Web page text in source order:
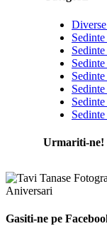
Urmariti-ne!
Gasiti-ne pe